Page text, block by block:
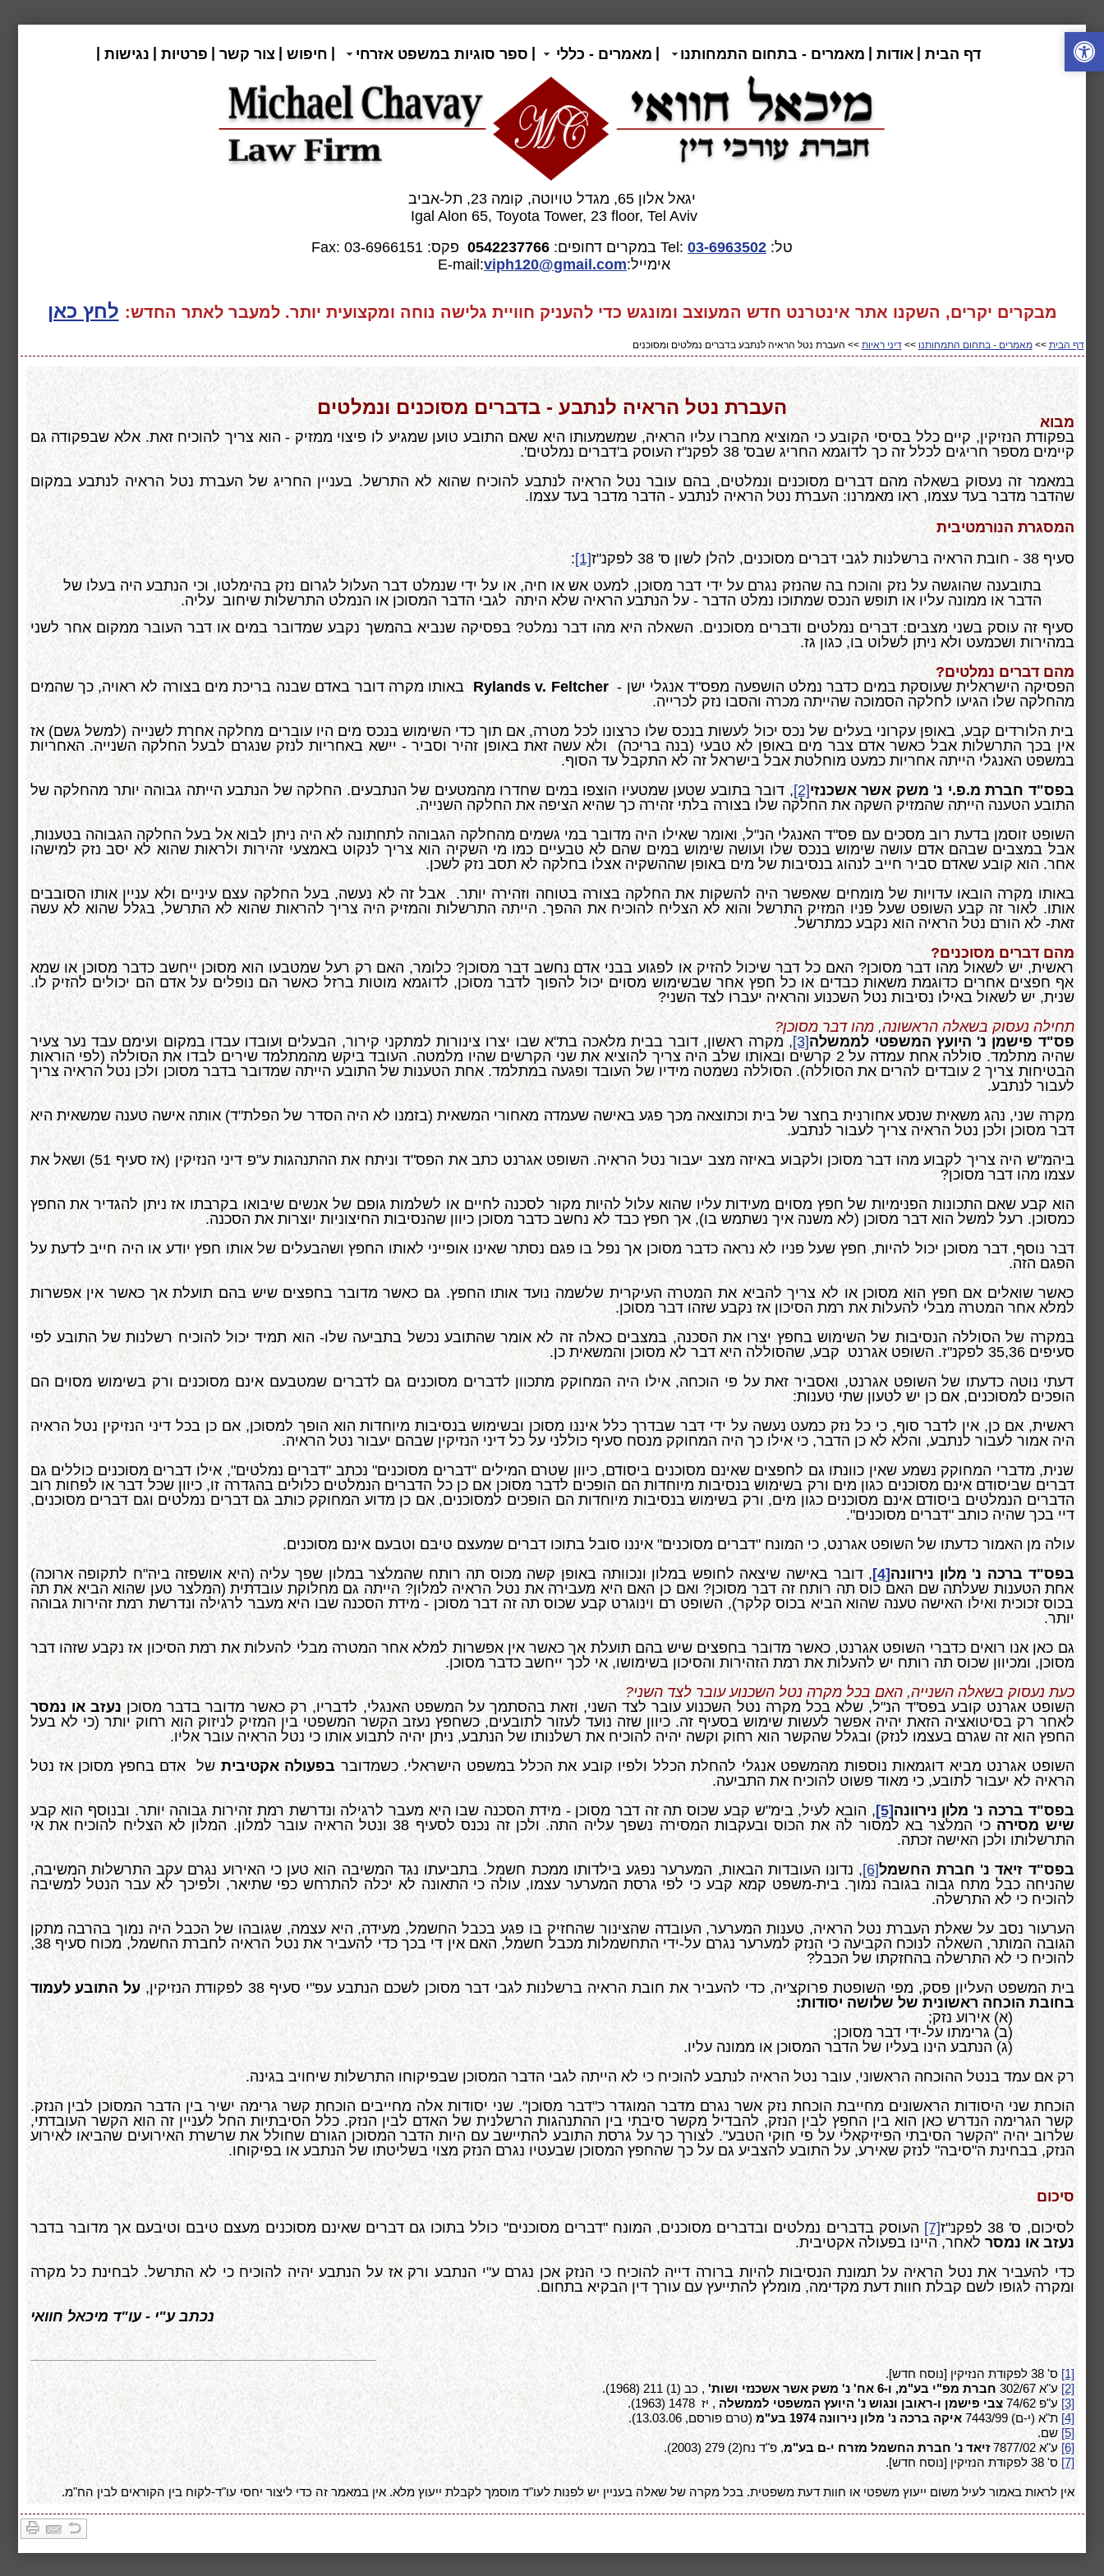
דף הבית אודות מאמרים - בתחום התמחותנו מאמרים - כללי ספר סוגיות במשפט אזרחי חיפוש צור קשר פרטיות נגישות
יגאל אלון 65, מגדל טויוטה, קומה 23, תל-אביב
Igal Alon 65, Toyota Tower, 23 floor, Tel Aviv
טל: 03-6963502
Tel: במקרים דחופים: 0542237766 פקס: 03-6966151
Fax:
אימייל:E-mail:
viph120@gmail.com
מבקרים יקרים, השקנו אתר אינטרנט חדש המעוצב ומונגש כדי להעניק חוויית גלישה נוחה ומקצועית יותר. למעבר לאתר החדש: לחץ כאן
דף הבית >>מאמרים - בתחום התמחותנו >>דיני ראיות >> העברת נטל הראיה לנתבע בדברים נמלטים ומסוכנים
העברת נטל הראיה לנתבע - בדברים מסוכנים ונמלטים
מבוא
בפקודת הנזיקין, קיים כלל בסיסי הקובע כי המוציא מחברו עליו הראיה, שמשמעותו היא שאם התובע טוען שמגיע לו פיצוי ממזיק - הוא צריך להוכיח זאת. אלא שבפקודה גם
קיימים מספר חריגים לכלל זה כך לדוגמא החריג שבס' 38 לפקנ"ז העוסק ב'דברים נמלטים'.
במאמר זה נעסוק בשאלה מהם דברים מסוכנים ונמלטים, בהם עובר נטל הראיה לנתבע להוכיח שהוא לא התרשל. בעניין החריג של העברת נטל הראיה לנתבע במקום
שהדבר מדבר בעד עצמו, ראו מאמרנו: העברת נטל הראיה לנתבע - הדבר מדבר בעד עצמו.
המסגרת הנורמטיבית
סעיף 38 - חובת הראיה ברשלנות לגבי דברים מסוכנים, להלן לשון ס' 38 לפקנ"ז
[1]
:
בתובענה שהוגשה על נזק והוכח בה שהנזק נגרם על ידי דבר מסוכן, למעט אש או חיה, או על ידי שנמלט דבר העלול לגרום נזק בהימלטו, וכי הנתבע היה בעלו של
הדבר או ממונה עליו או תופש הנכס שמתוכו נמלט הדבר - על הנתבע הראיה שלא היתה לגבי הדבר המסוכן או הנמלט התרשלות שיחוב עליה.
סעיף זה עוסק בשני מצבים: דברים נמלטים ודברים מסוכנים. השאלה היא מהו דבר נמלט? בפסיקה שנביא בהמשך נקבע שמדובר במים או דבר העובר ממקום אחר לשני
במהירות ושכמעט ולא ניתן לשלוט בו, כגון גז.
מהם דברים נמלטים?
הפסיקה הישראלית שעוסקת במים כדבר נמלט הושפעה מפס"ד אנגלי ישן - Rylands v. Feltcherבאותו מקרה דובר באדם שבנה בריכת מים בצורה לא ראויה, כך שהמים
מהחלקה שלו הגיעו לחלקה הסמוכה שהייתה מכרה והסבו נזק לכרייה.
בית הלורדים קבע, באופן עקרוני בעלים של נכס יכול לעשות בנכס שלו כרצונו לכל מטרה, אם תוך כדי השימוש בנכס מים היו עוברים מחלקה אחרת לשנייה (למשל גשם) אז
אין בכך התרשלות אבל כאשר אדם צבר מים באופן לא טבעי (בנה בריכה) ולא עשה זאת באופן זהיר וסביר - יישא באחריות לנזק שנגרם לבעל החלקה השנייה. האחריות
במשפט האנגלי הייתה אחריות כמעט מוחלטת אבל בישראל זה לא התקבל עד הסוף.
בפס"ד חברת מ.פ.י נ' משק אשר אשכנזי[2], דובר בתובע שטען שמטעיו הוצפו במים שחדרו מהמטעים של הנתבעים. החלקה של הנתבע הייתה גבוהה יותר מהחלקה של
התובע הטענה הייתה שהמזיק השקה את החלקה שלו בצורה בלתי זהירה כך שהיא הציפה את החלקה השנייה.
השופט זוסמן בדעת רוב מסכים עם פס"ד האנגלי הנ"ל, ואומר שאילו היה מדובר במי גשמים מהחלקה הגבוהה לתחתונה לא היה ניתן לבוא אל בעל החלקה הגבוהה בטענות,
אבל במצבים שבהם אדם עושה שימוש בנכס שלו ועושה שימוש במים שהם לא טבעיים כמו מי השקיה הוא צריך לנקוט באמצעי זהירות ולראות שהוא לא יסב נזק למישהו
אחר. הוא קובע שאדם סביר חייב לנהוג בנסיבות של מים באופן שההשקיה אצלו בחלקה לא תסב נזק לשכן.
באותו מקרה הובאו עדויות של מומחים שאפשר היה להשקות את החלקה בצורה בטוחה וזהירה יותר. אבל זה לא נעשה, בעל החלקה עצם עיניים ולא עניין אותו הסובבים
אותו. לאור זה קבע השופט שעל פניו המזיק התרשל והוא לא הצליח להוכיח את ההפך. הייתה התרשלות והמזיק היה צריך להראות שהוא לא התרשל, בגלל שהוא לא עשה
זאת- לא הורם נטל הראיה הוא נקבע כמתרשל.
מהם דברים מסוכנים?
ראשית, יש לשאול מהו דבר מסוכן? האם כל דבר שיכול להזיק או לפגוע בבני אדם נחשב דבר מסוכן? כלומר, האם רק רעל שמטבעו הוא מסוכן ייחשב כדבר מסוכן או שמא
אף חפצים אחרים כדוגמת משאות כבדים או כל חפץ אחר שבשימוש מסוים יכול להפוך לדבר מסוכן, לדוגמא מוטות ברזל כאשר הם נופלים על אדם הם יכולים להזיק לו.
שנית, יש לשאול באילו נסיבות נטל השכנוע והראיה יעברו לצד השני?
תחילה נעסוק בשאלה הראשונה, מהו דבר מסוכן?
פס"ד פישמן נ' היועץ המשפטי לממשלה[3], מקרה ראשון, דובר בבית מלאכה בת"א שבו יצרו צינורות למתקני קירור, הבעלים ועובדו עבדו במקום ועימם עבד נער צעיר
שהיה מתלמד. סוללה אחת עמדה על 2 קרשים ובאותו שלב היה צריך להוציא את שני הקרשים שהיו מלמטה. העובד ביקש מהמתלמד שירים לבדו את הסוללה (לפי הוראות
הבטיחות צריך 2 עובדים להרים את הסוללה). הסוללה נשמטה מידיו של העובד ופגעה במתלמד. אחת הטענות של התובע הייתה שמדובר בדבר מסוכן ולכן נטל הראיה צריך
לעבור לנתבע.
מקרה שני, נהג משאית שנסע אחורנית בחצר של בית וכתוצאה מכך פגע באישה שעמדה מאחורי המשאית (בזמנו לא היה הסדר של הפלת"ד) אותה אישה טענה שמשאית היא
דבר מסוכן ולכן נטל הראיה צריך לעבור לנתבע.
ביהמ"ש היה צריך לקבוע מהו דבר מסוכן ולקבוע באיזה מצב יעבור נטל הראיה. השופט אגרנט כתב את הפס"ד וניתח את ההתנהגות ע"פ דיני הנזיקין (אז סעיף 51) ושאל את
עצמו מהו דבר מסוכן?
הוא קבע שאם התכונות הפנימיות של חפץ מסוים מעידות עליו שהוא עלול להיות מקור לסכנה לחיים או לשלמות גופם של אנשים שיבואו בקרבתו אז ניתן להגדיר את החפץ
כמסוכן. רעל למשל הוא דבר מסוכן (לא משנה איך נשתמש בו), אך חפץ כבד לא נחשב כדבר מסוכן כיוון שהנסיבות החיצוניות יוצרות את הסכנה.
דבר נוסף, דבר מסוכן יכול להיות, חפץ שעל פניו לא נראה כדבר מסוכן אך נפל בו פגם נסתר שאינו אופייני לאותו החפץ ושהבעלים של אותו חפץ יודע או היה חייב לדעת על
הפגם הזה.
כאשר שואלים אם חפץ הוא מסוכן או לא צריך להביא את המטרה העיקרית שלשמה נועד אותו החפץ. גם כאשר מדובר בחפצים שיש בהם תועלת אך כאשר אין אפשרות
למלא אחר המטרה מבלי להעלות את רמת הסיכון אז נקבע שזהו דבר מסוכן.
במקרה של הסוללה הנסיבות של השימוש בחפץ יצרו את הסכנה, במצבים כאלה זה לא אומר שהתובע נכשל בתביעה שלו- הוא תמיד יכול להוכיח רשלנות של התובע לפי
סעיפים 35,36 לפקנ"ז. השופט אגרנט קבע, שהסוללה היא דבר לא מסוכן והמשאית כן.
דעתי נוטה כדעתו של השופט אגרנט, ואסביר זאת על פי הוכחה, אילו היה המחוקק מתכוון לדברים מסוכנים גם לדברים שמטבעם אינם מסוכנים ורק בשימוש מסוים הם
הופכים למסוכנים, אם כן יש לטעון שתי טענות:
ראשית, אם כן, אין לדבר סוף, כי כל נזק כמעט נעשה על ידי דבר שבדרך כלל איננו מסוכן ובשימוש בנסיבות מיוחדות הוא הופך למסוכן, אם כן בכל דיני הנזיקין נטל הראיה
היה אמור לעבור לנתבע, והלא לא כן הדבר, כי אילו כך היה המחוקק מנסח סעיף כוללני על כל דיני הנזיקין שבהם יעבור נטל הראיה.
שנית, מדברי המחוקק נשמע שאין כוונתו גם לחפצים שאינם מסוכנים ביסודם, כיוון שטרם המילים "דברים מסוכנים" נכתב "דברים נמלטים", אילו דברים מסוכנים כוללים גם
דברים שביסודם אינם מסוכנים כגון מים ורק בשימוש בנסיבות מיוחדות הם הופכים לדבר מסוכן אם כן כל הדברים הנמלטים כלולים בהגדרה זו, כיוון שכל דבר או לפחות רוב
הדברים הנמלטים ביסודם אינם מסוכנים כגון מים, ורק בשימוש בנסיבות מיוחדות הם הופכים למסוכנים, אם כן מדוע המחוקק כותב גם דברים נמלטים וגם דברים מסוכנים,
דיי בכך שהיה כותב "דברים מסוכנים".
עולה מן האמור כדעתו של השופט אגרנט, כי המונח "דברים מסוכנים" איננו סובל בתוכו דברים שמעצם טיבם וטבעם אינם מסוכנים.
בפס"ד ברכה נ' מלון נירוונה [4] , דובר באישה שיצאה לחופש במלון ונכוותה באופן קשה מכוס תה רותח שהמלצר במלון שפך עליה (היא אושפזה ביה"ח לתקופה ארוכה)
אחת הטענות שעלתה שם האם כוס תה רותח זה דבר מסוכן? ואם כן האם היא מעבירה את נטל הראיה למלון? הייתה גם מחלוקת עובדתית (המלצר טען שהוא הביא את תה
בכוס זכוכית ואילו האישה טענה שהוא הביא בכוס קלקר), השופט רם וינוגרט קבע שכוס תה זה דבר מסוכן - מידת הסכנה שבו היא מעבר לרגילה ונדרשת רמת זהירות גבוהה
יותר.
גם כאן אנו רואים כדברי השופט אגרנט, כאשר מדובר בחפצים שיש בהם תועלת אך כאשר אין אפשרות למלא אחר המטרה מבלי להעלות את רמת הסיכון אז נקבע שזהו דבר
מסוכן, ומכיוון שכוס תה רותח יש להעלות את רמת הזהירות והסיכון בשימושו, אי לכך ייחשב כדבר מסוכן.
כעת נעסוק בשאלה השנייה, האם בכל מקרה נטל השכנוע עובר לצד השני?
השופט אגרנט קובע בפס"ד הנ"ל, שלא בכל מקרה נטל השכנוע עובר לצד השני, וזאת בהסתמך על המשפט האנגלי, לדבריו, רק כאשר מדובר בדבר מסוכן נעזב או נמסר
לאחר רק בסיטואציה הזאת יהיה אפשר לעשות שימוש בסעיף זה. כיוון שזה נועד לעזור לתובעים, כשחפץ נעזב הקשר המשפטי בין המזיק לניזוק הוא רחוק יותר (כי לא בעל
החפץ הוא זה שגרם בעצמו לנזק) ובגלל שהקשר הוא רחוק וקשה יהיה להוכיח את רשלנותו של הנתבע, ניתן יהיה לתבוע אותו כי נטל הראיה עובר אליו.
השופט אגרנט מביא דוגמאות נוספות מהמשפט אנגלי להחלת הכלל ולפיו קובע את הכלל במשפט הישראלי. כשמדובר בפעולה אקטיבית של אדם בחפץ מסוכן אז נטל
הראיה לא יעבור לתובע, כי מאוד פשוט להוכיח את התביעה.
בפס"ד ברכה נ' מלון נירוונה [5] , הובא לעיל, בימ"ש קבע שכוס תה זה דבר מסוכן - מידת הסכנה שבו היא מעבר לרגילה ונדרשת רמת זהירות גבוהה יותר. ובנוסף הוא קבע
שיש מסירה
כי המלצר בא למסור לה את הכוס ובעקבות המסירה נשפך עליה התה. ולכן זה נכנס לסעיף 38 ונטל הראיה עובר למלון. המלון לא הצליח להוכיח את אי
התרשלותו ולכן האישה זכתה.
בפס"ד זיאד נ' חברת החשמל[6], נדונו העובדות הבאות, המערער נפגע בילדותו ממכת חשמל. בתביעתו נגד המשיבה הוא טען כי האירוע נגרם עקב התרשלות המשיבה,
שהניחה כבל מתח גבוה בגובה נמוך. בית-משפט קמא קבע כי לפי גרסת המערער עצמו, עולה כי התאונה לא יכלה להתרחש כפי שתיאר, ולפיכך לא עבר הנטל למשיבה
להוכיח כי לא התרשלה.
הערעור נסב על שאלת העברת נטל הראיה, טענות המערער, העובדה שהצינור שהחזיק בו פגע בכבל החשמל, מעידה, היא עצמה, שגובהו של הכבל היה נמוך בהרבה מתקן
הגובה המותר, השאלה לנוכח הקביעה כי הנזק למערער נגרם על-ידי התחשמלות מכבל חשמל, האם אין די בכך כדי להעביר את נטל הראיה לחברת החשמל, מכוח סעיף 38,
להוכיח כי לא התרשלה בהחזקתו של הכבל?
בית המשפט העליון פסק, מפי השופטת פרוקצ'יה, כדי להעביר את חובת הראיה ברשלנות לגבי דבר מסוכן לשכם הנתבע עפ"י סעיף 38 לפקודת הנזיקין,
על התובע לעמוד
בחובת הוכחה ראשונית של שלושה יסודות:
(א) אירוע נזק;
(ב) גרימתו על-ידי דבר מסוכן;
(ג) הנתבע הינו בעליו של הדבר המסוכן או ממונה עליו.
רק אם עמד בנטל ההוכחה הראשוני, עובר נטל הראיה לנתבע להוכיח כי לא הייתה לגבי הדבר המסוכן שבפיקוחו התרשלות שיחויב בגינה.
הוכחת שני היסודות הראשונים מחייבת הוכחת נזק אשר נגרם מדבר המוגדר כ"דבר מסוכן". שני יסודות אלה מחייבים הוכחת קשר גרימה ישיר בין הדבר המסוכן לבין הנזק.
קשר הגרימה הנדרש כאן הוא בין החפץ לבין הנזק, להבדיל מקשר סיבתי בין ההתנהגות הרשלנית של האדם לבין הנזק. כלל הסיבתיות החל לעניין זה הוא הקשר העובדתי,
שלרוב יהיה "הקשר הסיבתי הפיזיקאלי על פי חוקי הטבע". לצורך כך על גרסת התובע להתיישב עם היות הדבר המסוכן הגורם שחולל את שרשרת האירועים שהביאו לאירוע
הנזק, בבחינת ה"סיבה" לנזק שאירע, על התובע להצביע גם על כך שהחפץ המסוכן שבעטיו נגרם הנזק מצוי בשליטתו של הנתבע או בפיקוחו.
סיכום
לסיכום, ס' 38 לפקנ"ז
[7] העוסק בדברים נמלטים ובדברים מסוכנים, המונח "דברים מסוכנים" כולל בתוכו גם דברים שאינם מסוכנים מעצם טיבם וטיבעם אך מדובר בדבר
נעזב או נמסר לאחר, היינו בפעולה אקטיבית.
כדי להעביר את נטל הראיה על תמונת הנסיבות להיות ברורה דייה להוכיח כי הנזק אכן נגרם ע"י הנתבע ורק אז על הנתבע יהיה להוכיח כי לא התרשל. לבחינת כל מקרה
ומקרה לגופו לשם קבלת חוות דעת מקדימה, מומלץ להתייעץ עם עורך דין הבקיא בתחום.
נכתב ע"י - עו"ד מיכאל חוואי
[1] ס' 38 לפקודת הנזיקין [נוסח חדש].
[2] ע"א 302/67 חברת מפ"י בע"מ, ו-6 אח' נ' משק אשר אשכנזי ושות'
, כב (1) 211 (1968).
[3] ע"פ 74/62 צבי פישמן ו-ראובן ונגוש נ' היועץ המשפטי לממשלה , יז 1478 (1963).
[4] ת"א (י-ם) 7443/99 איקה ברכה נ' מלון נירוונה 1974 בע"מ
(טרם פורסם, 13.03.06).
[5] שם.
[6] ע"א 7877/02 זיאד נ' חברת החשמל מזרח י-ם בע"מ, פ"ד נח(2) 279 (2003).
[7] ס' 38 לפקודת הנזיקין [נוסח חדש].
אין לראות באמור לעיל משום ייעוץ משפטי או חוות דעת משפטית. בכל מקרה של שאלה בעניין יש לפנות לעו"ד מוסמך לקבלת ייעוץ מלא. אין במאמר זה כדי ליצור יחסי עו"ד-לקוח בין הקוראים לבין הח"מ.